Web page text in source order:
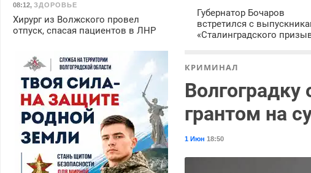
Губернатор Бочаров
встретился с
«Сталинградского
КРИМИНАЛ
грантом на
1 Июн 18:50
08:12, ЗДОРОВЬЕ
Хирург из Волжского провел
отпуск, спасая пациентов в ЛНР